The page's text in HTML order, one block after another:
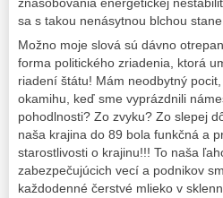
znásobovania energetickej
sa s takou nenásytnou blchou
Možno moje slová sú dávno
forma politického zriadenia, ktorá
riadení štátu! Mám neodbytný
okamihu, keď sme vyprázdnili
pohodlnosti? Zo zvyku? Zo slepej
naša krajina do 89 bola funkčná a
starostlivosti o krajinu!!! To naša
zabezpečujúcich vecí a podnikov
každodenné čerstvé mlieko v